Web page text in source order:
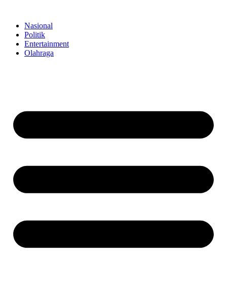
contentNasional
Politik
Entertainment
Olahraga